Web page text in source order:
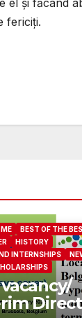
el şi făcând
fericiţi.
BEST OF THE
HISTORY
INTERNSHIPS